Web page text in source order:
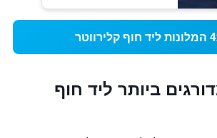
ביותר ליד חוף